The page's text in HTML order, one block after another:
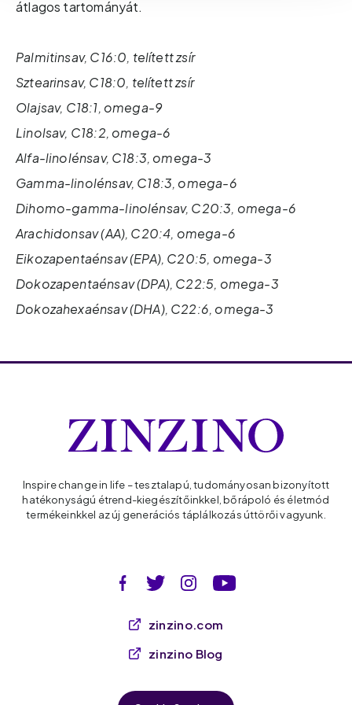
átlagos tartományát.
Palmitinsav, C16:0, telített zsír
Sztearinsav, C18:0, telített zsír
Olajsav, C18:1, omega-9
Linolsav, C18:2, omega-6
Alfa-linolénsav, C18:3, omega-3
Gamma-linolénsav, C18:3, omega-6
Dihomo-gamma-linolénsav, C20:3, omega-6
Arachidonsav (AA), C20:4, omega-6
Eikozapentaénsav (EPA), C20:5, omega-3
Dokozapentaénsav (DPA), C22:5, omega-3
Dokozahexaénsav (DHA), C22:6, omega-3
Inspire change in life – tesztalapú, tudományosan bizonyított
hatékonyságú étrend-kiegészítőinkkel, bőrápoló és életmód
termékeinkkel az új generációs táplálkozás úttörői vagyunk.
zinzino.com
zinzino Blog